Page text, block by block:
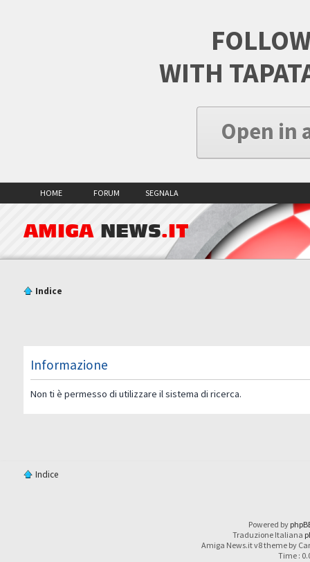
WITH
Open in
HOME FORUM SEGNALA
AMIGA NEWS.IT
Indice
Informazione
Non ti è permesso di utilizzare il sistema di ricerca.
Indice
Powered by
Traduzione Italiana
Amiga News.it v8 theme by
Time :